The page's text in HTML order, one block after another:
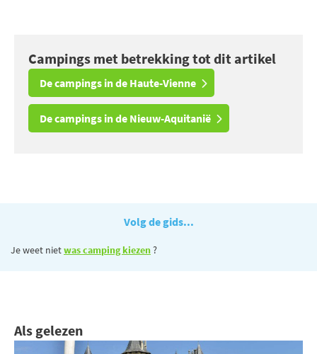
Campings met betrekking tot dit artikel
De campings in de Haute-Vienne
De campings in de Nieuw-Aquitanië
Volg de gids...
Je weet nietwas camping kiezen?
Als gelezen